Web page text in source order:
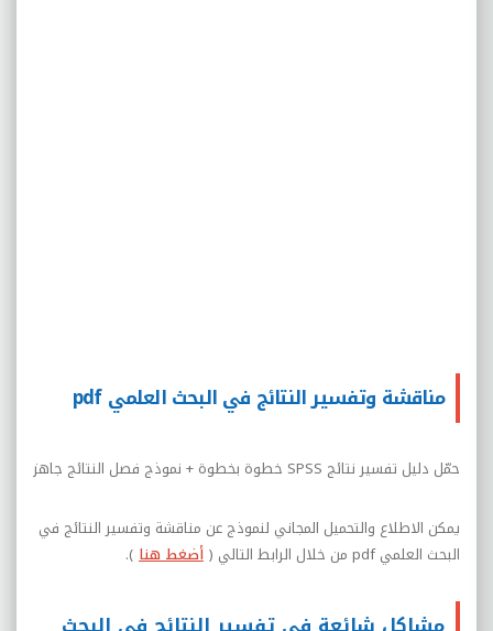
مناقشة وتفسير النتائج في البحث العلمي pdf
حمّل دليل تفسير نتائج SPSS خطوة بخطوة + نموذج فصل النتائج جاهز
يمكن الاطلاع والتحميل المجاني لنموذج عن مناقشة وتفسير النتائج في
البحث العلميpdf من خلال الرابط التالي ( أضغط هنا ).